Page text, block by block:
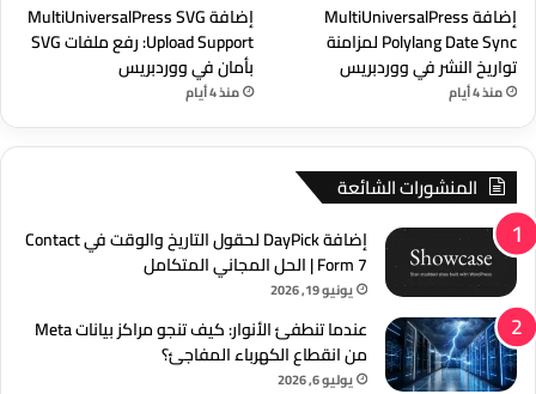
إضافة MultiUniversalPress
Polylang Date Sync لمزامنة
تواريخ النشر في ووردبريس
منذ 4 أيام
إضافة MultiUniversalPress SVG
Upload Support: رفع ملفات SVG
بأمان في ووردبريس
منذ 4 أيام
المنشورات الشائعة
إضافة DayPick لحقول التاريخ والوقت في Contact
Form 7 | الحل المجاني المتكامل
يونيو 19, 2026
عندما تنطفئ الأنوار: كيف تنجو مراكز بيانات Meta
من انقطاع الكهرباء المفاجئ؟
يوليو 6, 2026